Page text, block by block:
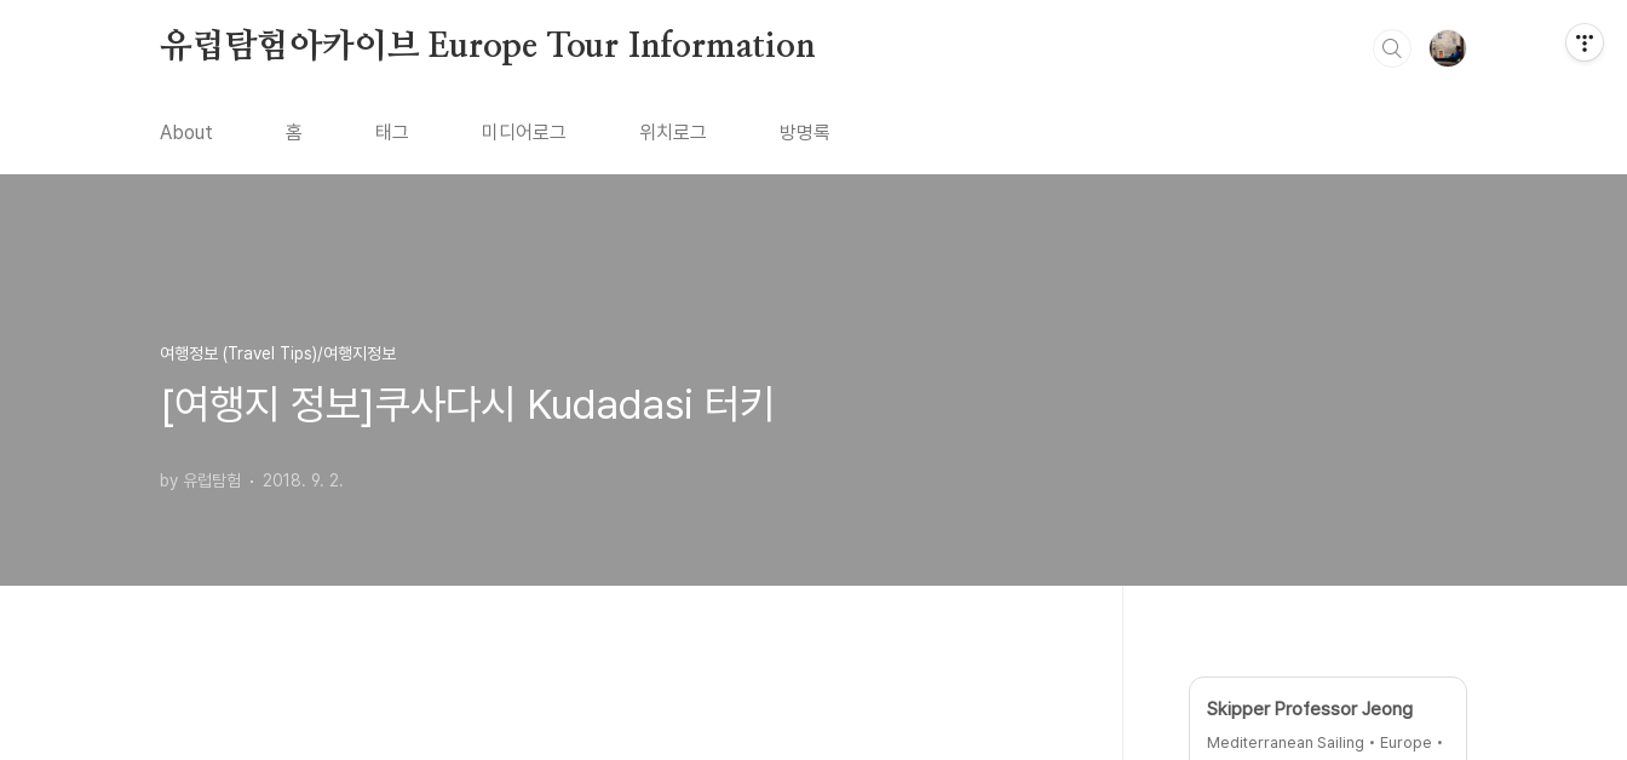
유럽탐험아카이브 Europe Tour Information
About 홈 태그 미디어로그 위치로그 방명록
여행정보 (Travel Tips)/여행지정보
[여행지 정보]쿠사다시 Kudadasi 터키
by 유럽탐험 2018. 9. 2.
Skipper Professor Jeong
Mediterranean Sailing • Europe •